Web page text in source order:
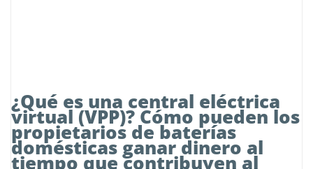
¿Qué es una central eléctrica
virtual (VPP)? Cómo pueden los
propietarios de baterías
domésticas ganar dinero al
tiempo que contribuyen al